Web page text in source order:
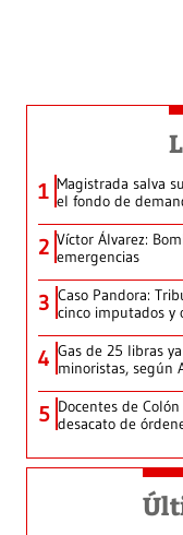
1 Magistrada salva
el fondo de
2 Víctor Álvarez:
emergencias
3 Caso Pandora:
cinco imputados y
4 Gas de 25 libras
minoristas, según
5 Docentes de
desacato de